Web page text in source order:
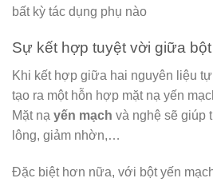
bất kỳ tác dụng phụ nào
Sự kết hợp tuyệt vời giữa
Khi kết hợp giữa hai nguyên liệu
tạo ra một hỗn hợp mặt nạ yến
Mặt nạ yến mạch và nghệ sẽ giúp
lông, giảm nhờn,…
Đặc biệt hơn nữa, với bột yến